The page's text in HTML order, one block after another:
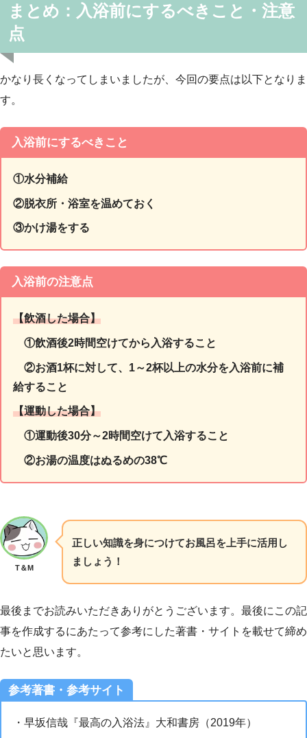
まとめ：入浴前にするべきこと・注意
点
かなり長くなってしまいましたが、今回の要点は以下となりま
す。
入浴前にするべきこと
①水分補給
②脱衣所・浴室を温めておく
③かけ湯をする
入浴前の注意点
【飲酒した場合】
①飲酒後2時間空けてから入浴すること
②お酒1杯に対して、1～2杯以上の水分を入浴前に補
給すること
【運動した場合】
①運動後30分～2時間空けて入浴すること
②お湯の温度はぬるめの38℃
T＆M
正しい知識を身につけてお風呂を上手に活用し
ましょう！
最後までお読みいただきありがとうございます。最後にこの記
事を作成するにあたって参考にした著書・サイトを載せて締め
たいと思います。
参考著書・参考サイト
・早坂信哉『最高の入浴法』大和書房（2019年）